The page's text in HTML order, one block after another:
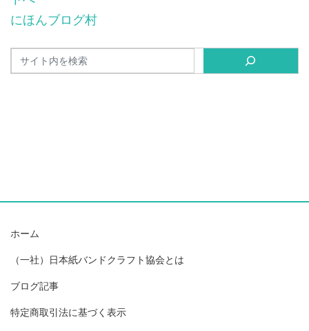
にほんブログ村
ホーム
（一社）日本紙バンドクラフト協会とは
ブログ記事
特定商取引法に基づく表示